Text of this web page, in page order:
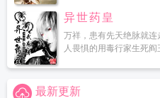
异世药皇
万祥，患有先天绝脉就
人畏惧的用毒行家生死
最新更新